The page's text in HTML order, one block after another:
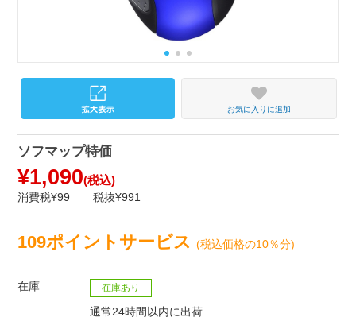
お気に入りに追加
ソフマップ特価
¥1,090(税込)
消費税¥99 税抜¥991
109ポイントサービス(税込価格の10％分)
在庫 在庫あり
通常24時間以内に出荷